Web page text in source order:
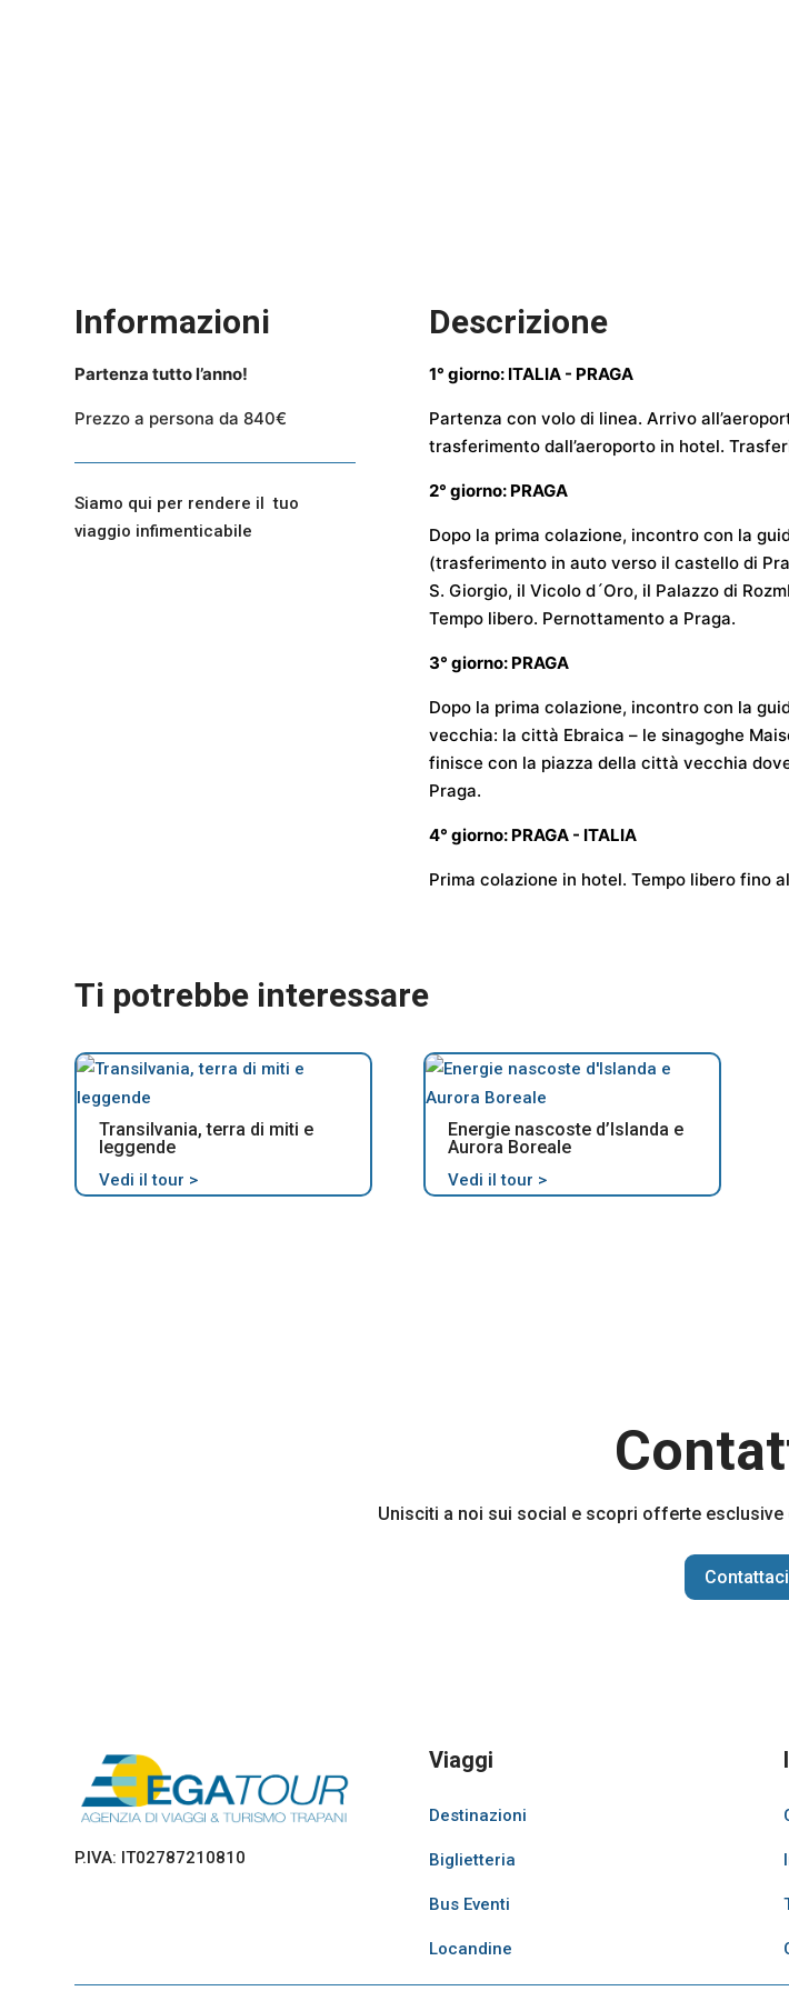
Informazioni
Partenza tutto l’anno!
Prezzo a persona da 840€
Siamo qui per rendere il tuo
viaggio infimenticabile
Descrizione
1° giorno: ITALIA - PRAGA
Partenza con volo di linea. Arrivo
trasferimento dall’aeroporto in hotel.
2° giorno: PRAGA
Dopo la prima colazione, incontro con la
(trasferimento in auto verso il castello di
S. Giorgio, il Vicolo d´Oro, il Palazzo di
Tempo libero. Pernottamento a Praga.
3° giorno: PRAGA
Dopo la prima colazione, incontro con la
vecchia: la città Ebraica – le sinagoghe
finisce con la piazza della città vecchia
Praga.
4° giorno: PRAGA - ITALIA
Prima colazione in hotel. Tempo libero fino
Ti potrebbe interessare
Transilvania, terra di miti e
leggende
Vedi il tour >
Energie nascoste d’Islanda e
Aurora Boreale
Vedi il tour >
Unisciti a noi sui social e scopri offerte
Contattaci
P.IVA: IT02787210810
Viaggi
Destinazioni
Biglietteria
Bus Eventi
Locandine